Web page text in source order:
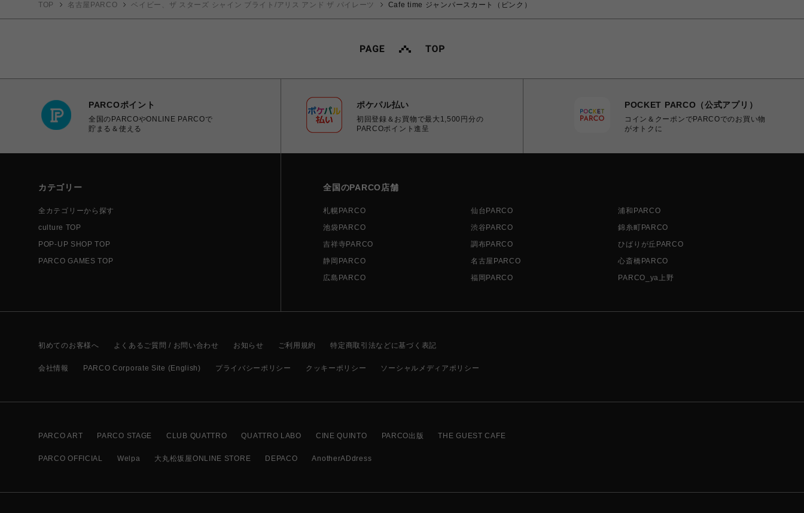
TOP 名古屋PARCO ベイビー、ザ スターズ シャイン ブライト/アリス アンド ザ パイレーツ Cafe time ジャンパースカート（ピンク）
PARCOポイント
全国のPARCOやONLINE PARCOで
貯まる＆使える
ポケパル払い
初回登録＆お買物で最大1,500円分の
PARCOポイント進呈
POCKET PARCO（公式アプリ）
コイン＆クーポンでPARCOでのお買い物
がオトクに
カテゴリー
全カテゴリーから探す
culture TOP
POP-UP SHOP TOP
PARCO GAMES TOP
全国のPARCO店舗
札幌PARCO 仙台PARCO
浦和PARCO
池袋PARCO
渋谷PARCO
錦糸町PARCO
吉祥寺PARCO
調布PARCO
ひばりが丘PARCO
静岡PARCO
名古屋PARCO
心斎橋PARCO
広島PARCO
福岡PARCO PARCO_ya上野
初めてのお客様へ よくあるご質問 / お問い合わせ お知らせ ご利用規約 特定商取引法などに基づく表記
会社情報 PARCO Corporate Site (English) プライバシーポリシー クッキーポリシー ソーシャルメディアポリシー
PARCO ART PARCO STAGE CLUB QUATTRO QUATTRO LABO CINE QUINTO PARCO出版 THE GUEST CAFE
PARCO OFFICIAL Welpa 大丸松坂屋ONLINE STORE DEPACO AnotherADdress